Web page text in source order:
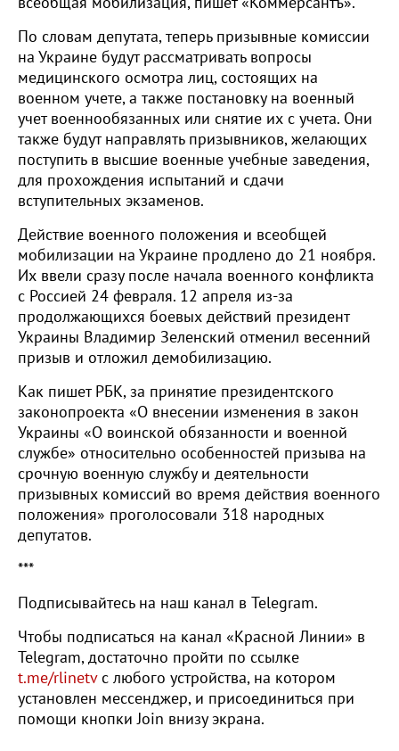
По словам депутата, теперь призывные комиссии
на Украине будут рассматривать вопросы
медицинского осмотра лиц, состоящих на
военном учете, а также постановку на военный
учет военнообязанных или снятие их с учета. Они
также будут направлять призывников, желающих
поступить в высшие военные учебные заведения,
для прохождения испытаний и сдачи
вступительных экзаменов.
Действие военного положения и всеобщей
мобилизации на Украине продлено до 21 ноября.
Их ввели сразу после начала военного конфликта
с Россией 24 февраля. 12 апреля из-за
продолжающихся боевых действий президент
Украины Владимир Зеленский отменил весенний
призыв и отложил демобилизацию.
Как пишет РБК, за принятие президентского
законопроекта «О внесении изменения в закон
Украины «О воинской обязанности и военной
службе» относительно особенностей призыва на
срочную военную службу и деятельности
призывных комиссий во время действия военного
положения» проголосовали 318 народных
депутатов.
***
Подписывайтесь на наш канал в Telegram.
Чтобы подписаться на канал «Красной Линии» в
Telegram, достаточно пройти по ссылке
t.me/rlinetvс любого устройства, на котором
установлен мессенджер, и присоединиться при
помощи кнопки Join внизу экрана.